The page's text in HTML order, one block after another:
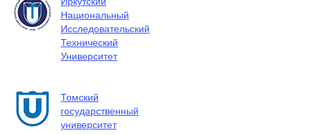
Национальный
Исследовательский
Технический
Университет
Томский
государственный
университет